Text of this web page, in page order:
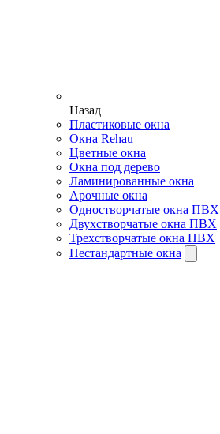
Назад
Пластиковые окна
Окна Rehau
Цветные окна
Окна под дерево
Ламинированные окна
Арочные окна
Одностворчатые окна ПВХ
Двухстворчатые окна ПВХ
Трехстворчатые окна ПВХ
Нестандартные окна